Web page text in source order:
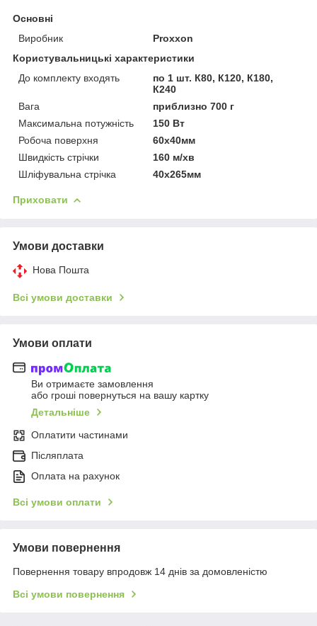
Основні
Виробник
Proxxon
Користувальницькі характеристики
До комплекту входять
по 1 шт. К80, К120, К180,
К240
Вага
приблизно 700 г
Максимальна потужність
150 Вт
Робоча поверхня
60х40мм
Швидкість стрічки
160 м/хв
Шліфувальна стрічка
40х265мм
Приховати
Умови доставки
Нова Пошта
Всі умови доставки
Умови оплати
Ви отримаєте замовлення
або гроші повернуться на вашу картку
Детальніше
Оплатити частинами
Післяплата
Оплата на рахунок
Всі умови оплати
Умови повернення
Повернення товару впродовж 14 днів за домовленістю
Всі умови повернення